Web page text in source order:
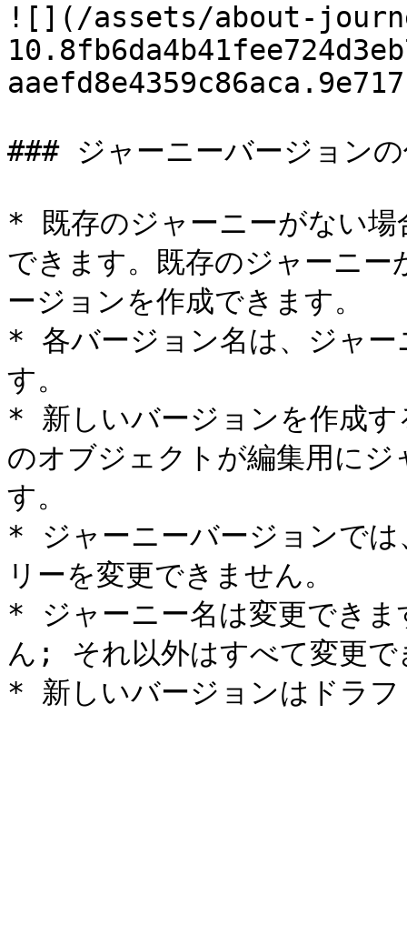
![](/assets/about-
### ジャーニーバージョン
* 既存のジャーニーがない場
できます。既存のジャーニ
ージョンを作成できます。
* 各バージョン名は、ジャー
す。
* 新しいバージョンを作成す
のオブジェクトが編集用に
す。
* ジャーニーバージョンで
リーを変更できません。
* ジャーニー名は変更できま
ん; それ以外はすべて変更で
* 新しいバージョンはドラフ